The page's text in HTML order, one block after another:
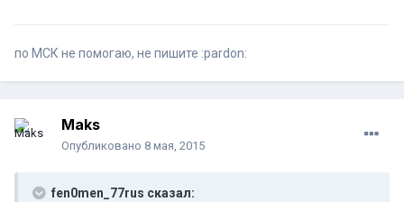
по МСК не помогаю, не пишите :pardon:
Maks
Опубликовано 8 мая, 2015
fen0men_77rus сказал: